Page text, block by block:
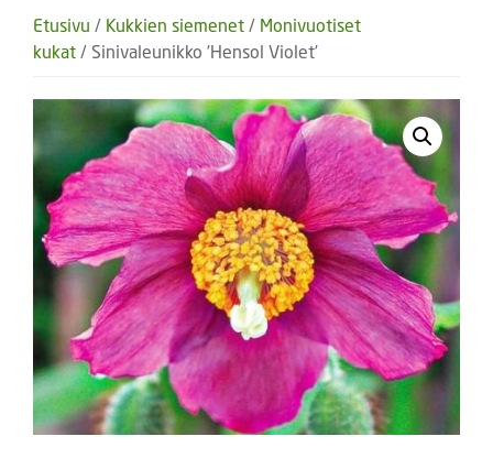
Etusivu / Kukkien siemenet / Monivuotiset
kukat / Sinivaleunikko ’Hensol Violet’